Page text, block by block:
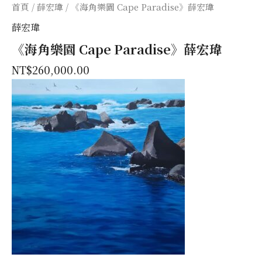
首頁 /薛宏瑋 / 《海角樂園 Cape Paradise》薛宏瑋
薛宏瑋
《海角樂園 Cape Paradise》薛宏瑋
NT$260,000.00